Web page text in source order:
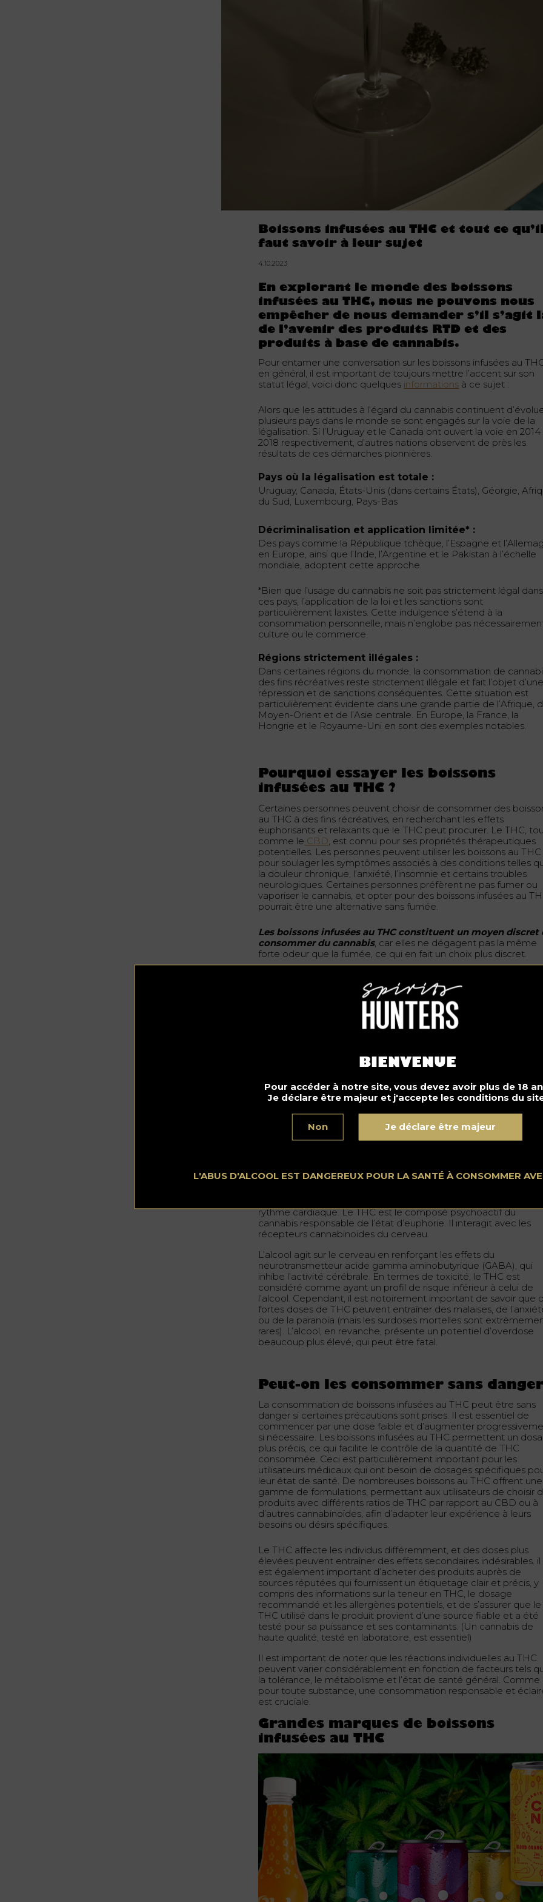
BIENVENUE
Pour accéder à notre site, vous devez avoir plus de 18
Je déclare être majeur et j'accepte les conditions du
Non Je déclare être majeur
L'ABUS D'ALCOOL EST DANGEREUX POUR LA SANTÉ À CONSOMMER
Boissons infusées au THC et tout ce qu’il
faut savoir à leur sujet
4.10.2023
En explorant le monde des boissons
infusées au THC, nous ne pouvons nous
empêcher de nous demander s’il s’agit
de l’avenir des produits RTD et des
produits à base de cannabis.
Pour entamer une conversation sur les boissons infusées au
en général, il est important de toujours mettre l’accent sur son
statut légal, voici donc quelques informations à ce sujet :
Alors que les attitudes à l’égard du cannabis continuent
plusieurs pays dans le monde se sont engagés sur la voie de la
légalisation. Si l’Uruguay et le Canada ont ouvert la voie en
2018 respectivement, d’autres nations observent de près les
résultats de ces démarches pionnières.
Pays où la légalisation est totale :
Uruguay, Canada, États-Unis (dans certains États), Géorgie,
du Sud, Luxembourg, Pays-Bas
Décriminalisation et application limitée* :
Des pays comme la République tchèque, l’Espagne et
en Europe, ainsi que l’Inde, l’Argentine et le Pakistan à l’échelle
mondiale, adoptent cette approche.
*Bien que l’usage du cannabis ne soit pas strictement légal dans
ces pays, l’application de la loi et les sanctions sont
particulièrement laxistes. Cette indulgence s’étend à la
consommation personnelle, mais n’englobe pas
culture ou le commerce.
Régions strictement illégales :
Dans certaines régions du monde, la consommation de
des fins récréatives reste strictement illégale et fait l’objet d’une
répression et de sanctions conséquentes. Cette situation est
particulièrement évidente dans une grande partie de l’Afrique,
Moyen-Orient et de l’Asie centrale. En Europe, la France, la
Hongrie et le Royaume-Uni en sont des exemples notables.
Pourquoi essayer les boissons
infusées au THC ?
Certaines personnes peuvent choisir de consommer des
au THC à des fins récréatives, en recherchant les effets
euphorisants et relaxants que le THC peut procurer. Le THC,
comme le CBD , est connu pour ses propriétés thérapeutiques
potentielles. Les personnes peuvent utiliser les boissons au THC
pour soulager les symptômes associés à des conditions telles
la douleur chronique, l’anxiété, l’insomnie et certains troubles
neurologiques. Certaines personnes préfèrent ne pas fumer ou
vaporiser le cannabis, et opter pour des boissons infusées au
pourrait être une alternative sans fumée.
Les boissons infusées au THC constituent un moyen discret
consommer du cannabis, car elles ne dégagent pas la même
forte odeur que la fumée, ce qui en fait un choix plus discret.
Les boissons infusées au THC ont tendance à avoir un effet plus
Il faut compter entre 30 minutes et deux heures pour en
tous les effets, alors que les effets de l’alcool se font
sentir en quelques minutes. La durée des effets du THC peut
Le THC et l’alcool peuvent tous deux entraîner des troubles du
Toutefois, la nature de ces troubles peut être différente. Le
peut conduire à un état plus détendu et parfois euphorique,
que l’alcool peut souvent entraîner une désinhibition et une perte
de contrôle moteur.
altération des fonctions cognitives. Le THC, quant à lui, peut
rythme cardiaque. Le THC est le composé psychoactif du
cannabis responsable de l’état d’euphorie. Il interagit avec les
récepteurs cannabinoïdes du cerveau.
L’alcool agit sur le cerveau en renforçant les effets du
neurotransmetteur acide gamma aminobutyrique (GABA), qui
inhibe l’activité cérébrale. En termes de toxicité, le THC est
considéré comme ayant un profil de risque inférieur à celui de
l’alcool. Cependant, il est notoirement important de savoir que
fortes doses de THC peuvent entraîner des malaises, de
ou de la paranoïa (mais les surdoses mortelles sont
rares). L’alcool, en revanche, présente un potentiel d’overdose
beaucoup plus élevé, qui peut être fatal.
Peut-on les consommer sans
La consommation de boissons infusées au THC peut être sans
danger si certaines précautions sont prises. Il est essentiel de
commencer par une dose faible et d’augmenter
si nécessaire. Les boissons infusées au THC permettent un
plus précis, ce qui facilite le contrôle de la quantité de THC
consommée. Ceci est particulièrement important pour les
utilisateurs médicaux qui ont besoin de dosages spécifiques
leur état de santé. De nombreuses boissons au THC offrent une
gamme de formulations, permettant aux utilisateurs de choisir
produits avec différents ratios de THC par rapport au CBD ou à
d’autres cannabinoïdes, afin d’adapter leur expérience à leurs
besoins ou désirs spécifiques.
Le THC affecte les individus différemment, et des doses plus
élevées peuvent entraîner des effets secondaires indésirables. il
est également important d’acheter des produits auprès de
sources réputées qui fournissent un étiquetage clair et précis, y
compris des informations sur la teneur en THC, le dosage
recommandé et les allergènes potentiels, et de s’assurer que le
THC utilisé dans le produit provient d’une source fiable et a été
testé pour sa puissance et ses contaminants. (Un cannabis de
haute qualité, testé en laboratoire, est essentiel)
Il est important de noter que les réactions individuelles au THC
peuvent varier considérablement en fonction de facteurs tels
la tolérance, le métabolisme et l’état de santé général. Comme
pour toute substance, une consommation responsable et
est cruciale.
Grandes marques de boissons
infusées au THC